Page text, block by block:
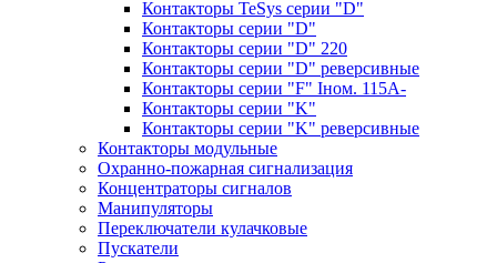
Контакторы TeSys серии "D"
Контакторы серии "D"
Контакторы серии "D" 220
Контакторы серии "D" реверсивные
Контакторы серии "F" Iном. 115А-
Контакторы серии "K"
Контакторы серии "K" реверсивные
Контакторы модульные
Охранно-пожарная сигнализация
Концентраторы сигналов
Манипуляторы
Переключатели кулачковые
Пускатели